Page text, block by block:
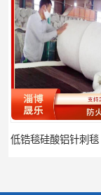
低锆毯硅酸铝针刺